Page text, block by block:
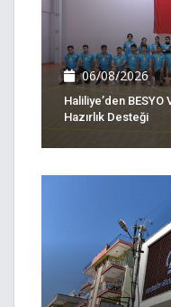
06/08/2026
Haliliye’den
Hazırlık Desteği